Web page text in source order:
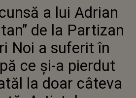
ADRIAN PLEȘCA! „ARTAN” DE LA
PARTIZAN ȘI TIMPURI NOI A
SUFERIT ÎN TĂCERE DUPĂ CE
ȘI-A PIERDUT MAMA ȘI TATĂL
LA DOAR CÂTEVA ORE DISTANȚĂ.
NIMENI SĂ VADĂ DUREREA
URIAȘĂ DIN SUFLETUL LUI
a lui Adrian
de la Partizan
Noi a suferit în
ce și-a pierdut
la doar câteva